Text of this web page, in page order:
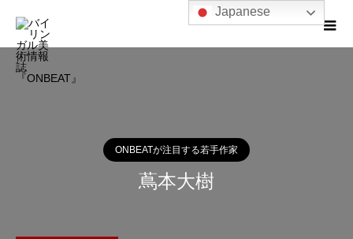
ONBEATが注目する若手作家
蔦本大樹
Japanese